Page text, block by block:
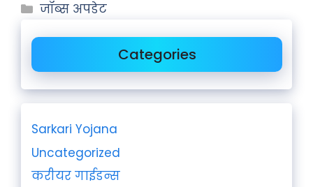
जॉब्स अपडेट
Categories
Sarkari Yojana
Uncategorized
करीयर गाईडन्स